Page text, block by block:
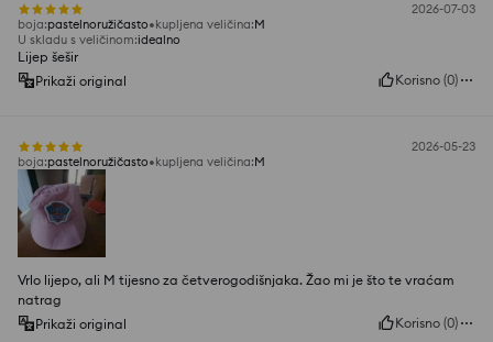
2026-07-03
boja:pastelnoružičasto kupljena veličina:M
U skladu s veličinom:idealno
Lijep šešir
Prikaži original
Korisno (0)
2026-05-23
boja:pastelnoružičasto kupljena veličina:M
Vrlo lijepo, ali M tijesno za četverogodišnjaka. Žao mi je što te vraćam
natrag
Prikaži original
Korisno (0)